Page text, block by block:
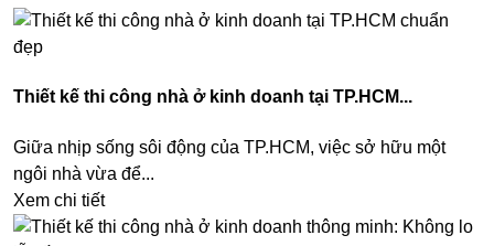
Thiết kế thi công nhà ở kinh doanh tại TP.HCM...
Giữa nhịp sống sôi động của TP.HCM, việc sở hữu một
ngôi nhà vừa để...
Xem chi tiết